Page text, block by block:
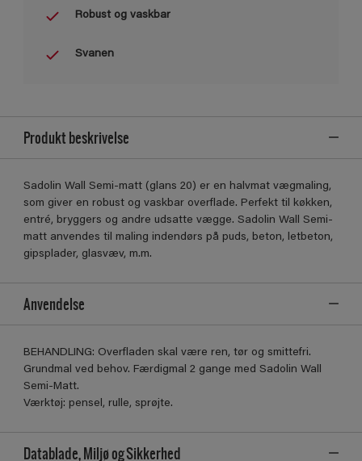
Robust og vaskbar
Svanen
Produkt beskrivelse
Sadolin Wall Semi-matt (glans 20) er en halvmat vægmaling,
som giver en robust og vaskbar overflade. Perfekt til køkken,
entré, bryggers og andre udsatte vægge. Sadolin Wall Semi-
matt anvendes til maling indendørs på puds, beton, letbeton,
gipsplader, glasvæv, m.m.
Anvendelse
BEHANDLING: Overfladen skal være ren, tør og smittefri.
Grundmal ved behov. Færdigmal 2 gange med Sadolin Wall
Semi-Matt.
Værktøj: pensel, rulle, sprøjte.
Datablade, Miljø og Sikkerhed